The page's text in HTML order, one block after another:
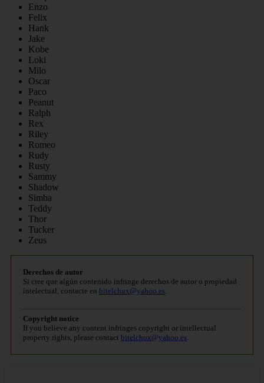
Enzo
Felix
Hank
Jake
Kobe
Loki
Milo
Oscar
Paco
Peanut
Ralph
Rex
Riley
Romeo
Rudy
Rusty
Sammy
Shadow
Simba
Teddy
Thor
Tucker
Zeus
Derechos de autor
Si cree que algún contenido infringe derechos de autor o propiedad
intelectual, contacte en bitelchux@yahoo.es
Copyright notice
If you believe any content infringes copyright or intellectual
property rights, please contact bitelchux@yahoo.es